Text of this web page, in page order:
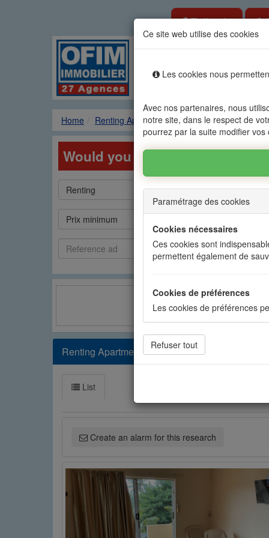
Ce site web utilise des cookies
Les cookies nous
Avec nos partenaires, nous
notre site, dans le respect de
pourrez par la suite modifier
Paramétrage des cookies
Cookies nécessaires
Ces cookies sont
permettent également de
Cookies de préférences
Les cookies de préférences
Cookies de statistiques
Cookies sociaux
Estimate
Agencies Renting
Home Renting Apartments Research
Would you like to search ?
Type
de
bien
Renting Apartment
Prix
min
Prix minimum
Prix
max
Référence
annonce
Commodités
Commodities
Facebook
Renting Apartments agency OFIM Grand Baie -
List
Create an alarm for this research